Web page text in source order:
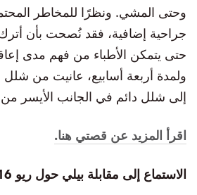
وحتى المشي. ونظرًا للمخاطر
جراحية إضافية، فقد نُصحت بأن
حتى يتمكن الأطباء من فهم مدى
ولمدة أربعة أسابيع، عانيت من
إلى شلل دائم في الجانب الأيسر
اقرأ المزيد عن قصتي هنا.
الاستماع إلى مقابلة بيلي حول ريو 2016